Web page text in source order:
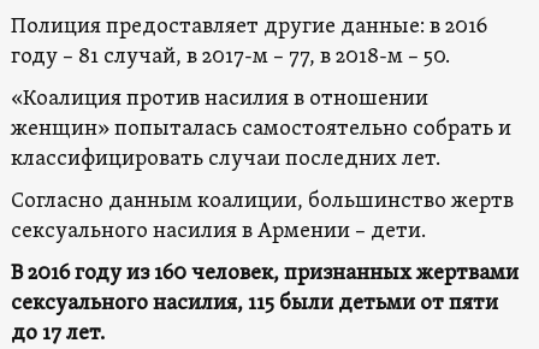
Полиция предоставляет другие данные: в 2016
году – 81 случай, в 2017-м – 77, в 2018-м – 50.
«Коалиция против насилия в отношении
женщин» попыталась самостоятельно собрать и
классифицировать случаи последних лет.
Согласно данным коалиции, большинство жертв
сексуального насилия в Армении – дети.
В 2016 году из 160 человек, признанных жертвами
сексуального насилия,115 были детьми от пяти
до 17 лет.